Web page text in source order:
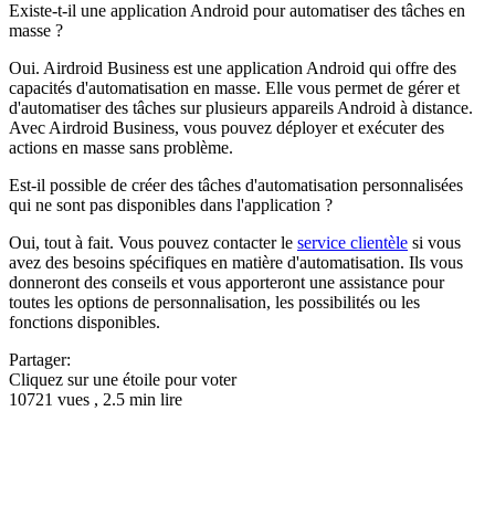
Existe-t-il une application Android pour automatiser des tâches en
masse ?
Oui. Airdroid Business est une application Android qui offre des
capacités d'automatisation en masse. Elle vous permet de gérer et
d'automatiser des tâches sur plusieurs appareils Android à distance.
Avec Airdroid Business, vous pouvez déployer et exécuter des
actions en masse sans problème.
Est-il possible de créer des tâches d'automatisation personnalisées
qui ne sont pas disponibles dans l'application ?
Oui, tout à fait. Vous pouvez contacter le service clientèle si vous
avez des besoins spécifiques en matière d'automatisation. Ils vous
donneront des conseils et vous apporteront une assistance pour
toutes les options de personnalisation, les possibilités ou les
fonctions disponibles.
Partager:
Cliquez sur une étoile pour voter
10721 vues , 2.5 min lire